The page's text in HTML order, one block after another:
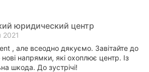
юридический центр
2021
, але всеодно дякуємо. Завітайте до
нові напрямки, які охоплює центр. Із
шкода. До зустрічі!